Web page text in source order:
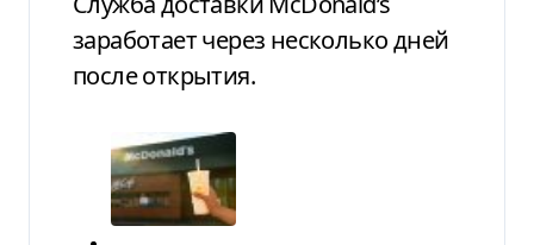
заработает через несколько дней
после открытия.